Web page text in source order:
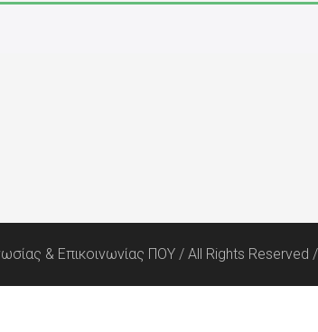
& Επικοινωνίας ΠΟΥ / All Rights Reserved